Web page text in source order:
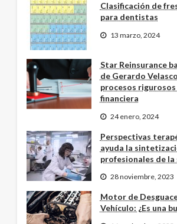
Clasificación de
para dentistas
13 marzo, 2024
Star Reinsurance
de Gerardo
procesos rigurosos
financiera
24 enero, 2024
Perspectivas
ayuda la
profesionales de
28 noviembre, 2023
Motor de
Vehículo: ¿Es una